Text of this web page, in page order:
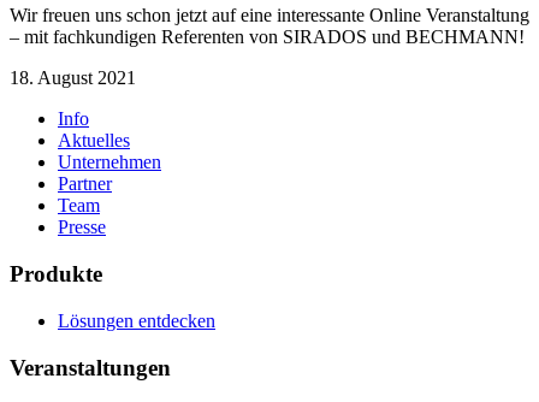
Wir freuen uns schon jetzt auf eine interessante Online Veranstaltung
– mit fachkundigen Referenten von SIRADOS und BECHMANN!
18. August 2021
Info
Aktuelles
Unternehmen
Partner
Team
Presse
Produkte
Lösungen entdecken
Veranstaltungen